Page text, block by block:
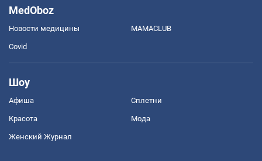
MedOboz
Новости медицины MAMACLUB
Covid
Шоу
Афиша Сплетни
Красота Мода
Женский Журнал